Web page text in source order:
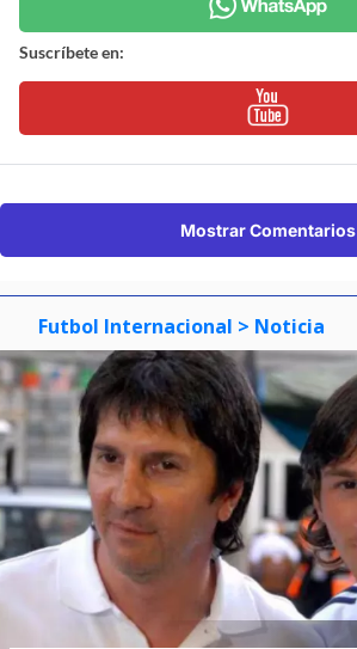
Suscríbete en:
Mostrar Comentarios
Futbol Internacional > Noticia